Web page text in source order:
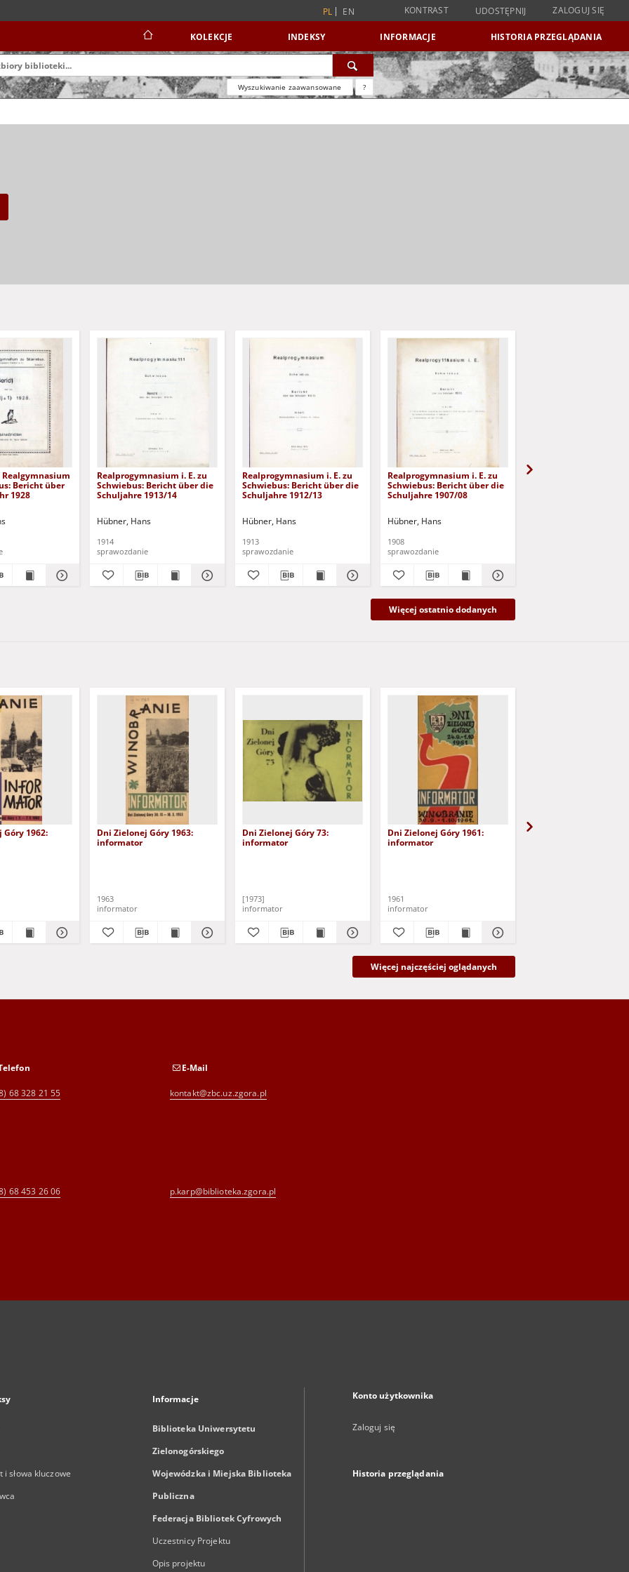
PL EN KONTRAST UDOSTĘPNIJ ZALOGUJ SIĘ
KOLEKCJE INDEKSY INFORMACJE HISTORIA PRZEGLĄDANIA
Wyszukiwanie zaawansowane ?
- podpis
Bericht über
1928
Realprogymnasium i. E. zu
Schwiebus: Bericht über die
Schuljahre 1913/14
Hübner, Hans
1914
sprawozdanie
Realprogymnasium i. E. zu
Schwiebus: Bericht über die
Schuljahre 1912/13
Hübner, Hans
1913
sprawozdanie
Realprogymnasium i. E. zu
Schwiebus: Bericht über die
Schuljahre 1907/08
Hübner, Hans
1908
sprawozdanie
Więcej ostatnio dodanych
1962:
Dni Zielonej Góry 1963:
informator
1963
informator
Dni Zielonej Góry 73:
informator
[1973]
informator
Dni Zielonej Góry 1961:
informator
1961
informator
Więcej najczęściej oglądanych
68 328 21 55
E-Mail
kontakt@zbc.uz.zgora.pl
68 453 26 06 p.karp@biblioteka.zgora.pl
i słowa kluczowe
Informacje
Biblioteka Uniwersytetu
Zielonogórskiego
Wojewódzka i Miejska Biblioteka
Publiczna
Federacja Bibliotek Cyfrowych
Uczestnicy Projektu
Opis projektu
Konto użytkownika
Zaloguj się
Historia przeglądania